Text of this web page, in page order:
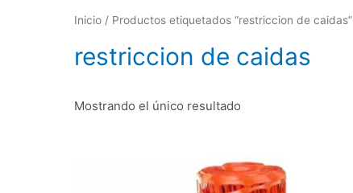
Inicio / Productos etiquetados “restriccion de caidas”
restriccion de caidas
Mostrando el único resultado